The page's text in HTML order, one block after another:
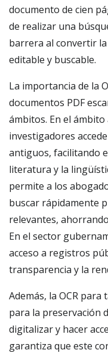
documento de cien
de realizar una
barrera al convertir
editable y buscable.
La importancia de la
documentos PDF
ámbitos. En el
investigadores
antiguos, facilitando
literatura y la
permite a los
buscar rápidamente
relevantes,
En el sector
acceso a registros
transparencia y la
Además, la OCR
para la preservación
digitalizar y hacer
garantiza que este